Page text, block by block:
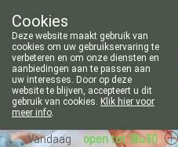
011/606002
Vandaag open tot 18u30
Cookies
Deze website maakt gebruik van
cookies om uw gebruikservaring te
verbeteren en om onze diensten en
aanbiedingen aan te passen aan
uw interesses. Door op deze
website te blijven, accepteert u dit
gebruik van cookies. Klik hier voor
meer info.